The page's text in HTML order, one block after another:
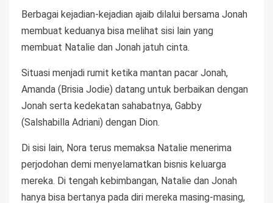
Berbagai kejadian-kejadian ajaib dilalui bersama Jonah
membuat keduanya bisa melihat sisi lain yang
membuat Natalie dan Jonah jatuh cinta.
Situasi menjadi rumit ketika mantan pacar Jonah,
Amanda (Brisia Jodie) datang untuk berbaikan dengan
Jonah serta kedekatan sahabatnya, Gabby
(Salshabilla Adriani) dengan Dion.
Di sisi lain, Nora terus memaksa Natalie menerima
perjodohan demi menyelamatkan bisnis keluarga
mereka. Di tengah kebimbangan, Natalie dan Jonah
hanya bisa bertanya pada diri mereka masing-masing,